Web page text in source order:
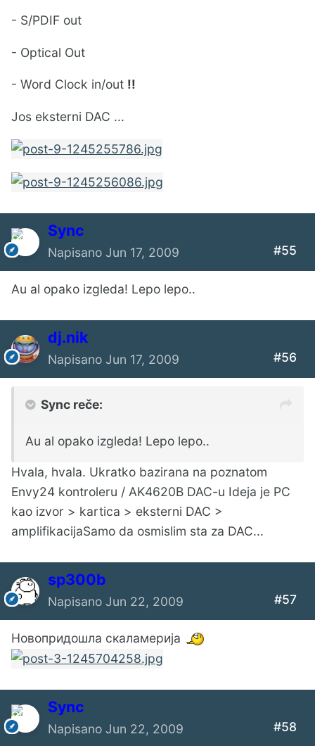
- S/PDIF out
- Optical Out
- Word Clock in/out !!
Jos eksterni DAC ...
Sync
Napisano Jun 17, 2009 #55
Au al opako izgleda! Lepo lepo..
dj.nik
Napisano Jun 17, 2009 #56
Sync reče:
Au al opako izgleda! Lepo lepo..
Hvala, hvala. Ukratko bazirana na poznatom
Envy24 kontroleru / AK4620B DAC-u Ideja je PC
kao izvor > kartica > eksterni DAC >
amplifikacijaSamo da osmislim sta za DAC...
sp300b
Napisano Jun 22, 2009 #57
Новопридошлa скаламеријa
Sync
Napisano Jun 22, 2009 #58